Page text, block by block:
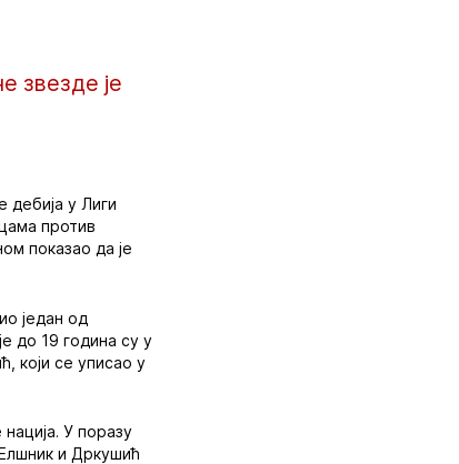
звезде је
дебија у Лиги
против
показао да је
један од
до 19 година су у
који се уписао у
У поразу
и Дркушић